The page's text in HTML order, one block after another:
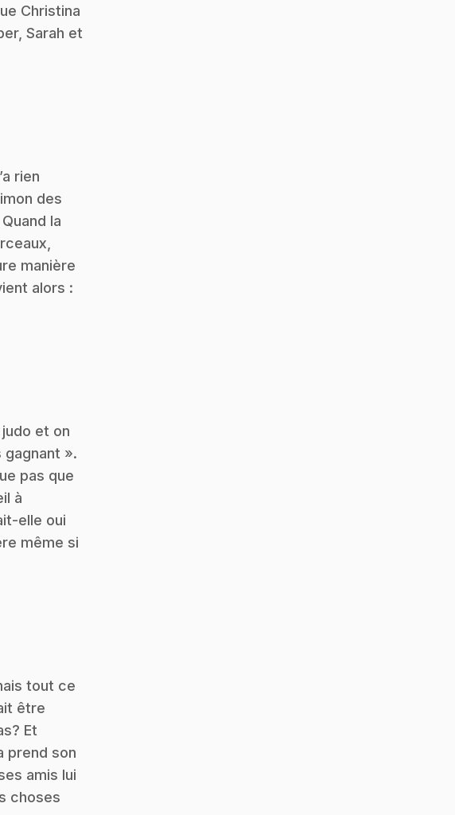
Christina
Sarah et
rien
des
la
manière
alors :
et on
».
pas que
à
elle oui
même si
tout ce
être
Et
prend son
amis lui
choses